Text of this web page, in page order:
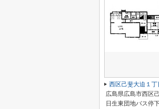
西区己斐大迫１丁
広島県広島市西区
日生東団地バス停